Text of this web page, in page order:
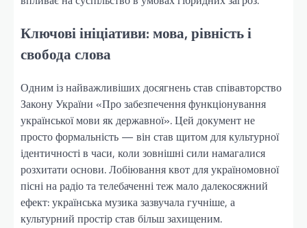
Ключові ініціативи: мова, рівність і
свобода слова
Одним із найважливіших досягнень став співавторство
Закону України «Про забезпечення функціонування
української мови як державної». Цей документ не
просто формальність — він став щитом для культурної
ідентичності в часи, коли зовнішні сили намагалися
розхитати основи. Лобіювання квот для україномовної
пісні на радіо та телебаченні теж мало далекосяжний
ефект: українська музика зазвучала гучніше, а
культурний простір став більш захищеним.